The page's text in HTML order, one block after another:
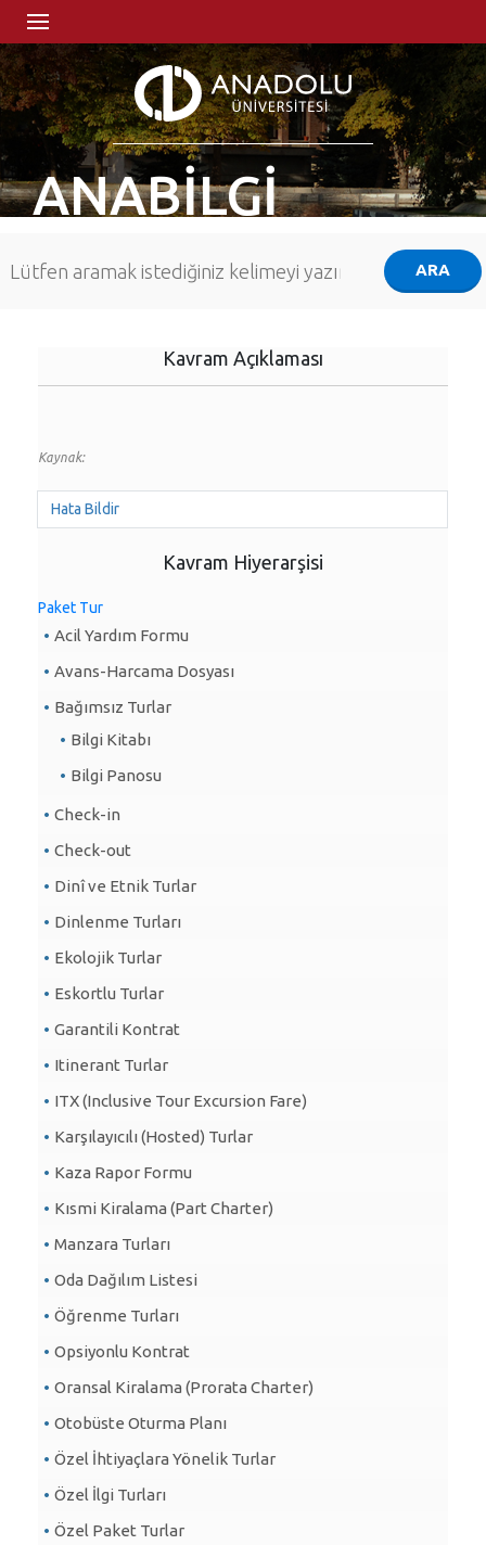
ANABİLGİ
Kavram Açıklaması
Kaynak:
Hata Bildir
Kavram Hiyerarşisi
Paket Tur
Acil Yardım Formu
Avans-Harcama Dosyası
Bağımsız Turlar
Bilgi Kitabı
Bilgi Panosu
Check-in
Check-out
Dinî ve Etnik Turlar
Dinlenme Turları
Ekolojik Turlar
Eskortlu Turlar
Garantili Kontrat
Itinerant Turlar
ITX (Inclusive Tour Excursion Fare)
Karşılayıcılı (Hosted) Turlar
Kaza Rapor Formu
Kısmi Kiralama (Part Charter)
Manzara Turları
Oda Dağılım Listesi
Öğrenme Turları
Opsiyonlu Kontrat
Oransal Kiralama (Prorata Charter)
Otobüste Oturma Planı
Özel İhtiyaçlara Yönelik Turlar
Özel İlgi Turları
Özel Paket Turlar